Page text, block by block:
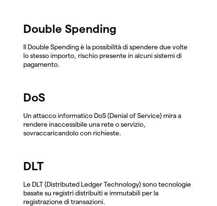
Double Spending
Il Double Spending è la possibilità di spendere due volte
lo stesso importo, rischio presente in alcuni sistemi di
pagamento.
DoS
Un attacco informatico DoS (Denial of Service) mira a
rendere inaccessibile una rete o servizio,
sovraccaricandolo con richieste.
DLT
Le DLT (Distributed Ledger Technology) sono tecnologie
basate su registri distribuiti e immutabili per la
registrazione di transazioni.